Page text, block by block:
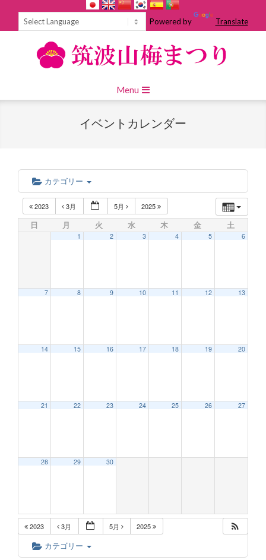
Powered by Translate
Navigation
Menu
イベントカレンダー
カテゴリー
2023 3月 5月 2025
日 月 火 水 木 金 土
1 2 3 4 5 6
7 8 9 10 11 12 13
14 15 16 17 18 19 20
21 22 23 24 25 26 27
28 29 30
2023 3月 5月 2025
カテゴリー
2:00 AM
6:00 AM